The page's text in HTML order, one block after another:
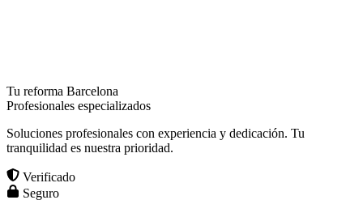
Tu reforma Barcelona
Profesionales especializados
Soluciones profesionales con experiencia y dedicación. Tu
tranquilidad es nuestra prioridad.
Verificado
Seguro